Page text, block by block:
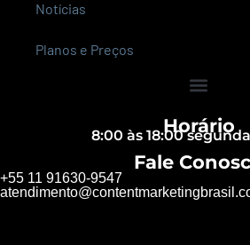
Notícias
Planos e Preços
Horário
8:00 às 18:00
Fale
+55 11 91630-9547